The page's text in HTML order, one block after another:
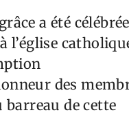
a été célébrée
l’église catholique
des
barreau de cette